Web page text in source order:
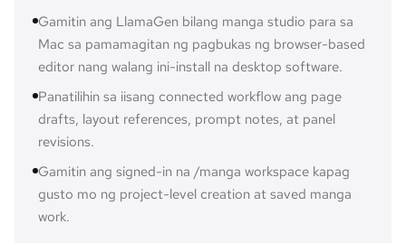
Gamitin ang LlamaGen bilang manga studio para sa
Mac sa pamamagitan ng pagbukas ng browser-based
editor nang walang ini-install na desktop software.
Panatilihin sa iisang connected workflow ang page
drafts, layout references, prompt notes, at panel
revisions.
Gamitin ang signed-in na /manga workspace kapag
gusto mo ng project-level creation at saved manga
work.